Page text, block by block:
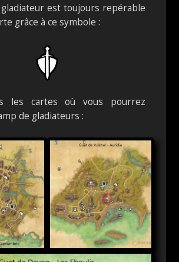
gladiateur est toujours repérable
grâce à ce symbole :
les cartes où vous pourrez
de gladiateurs :